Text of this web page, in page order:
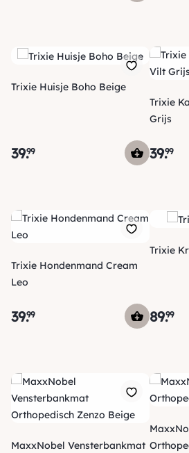
Trixie Huisje Boho Beige
39.99
Trixie
Grijs
39.99
Trixie Hondenmand Cream
Leo
39.99
Trixie
89.99
MaxxNobel Vensterbankmat